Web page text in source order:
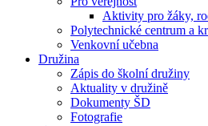
Aktivity pro žáky,
Polytechnické centrum a
Venkovní učebna
Družina
Zápis do školní družiny
Aktuality v družině
Dokumenty ŠD
Fotografie